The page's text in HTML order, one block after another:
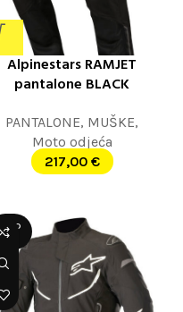
Alpinestars RAMJET
pantalone BLACK
PANTALONE, MUŠKE,
Moto odjeća
217,00 €
SOLD
OUT